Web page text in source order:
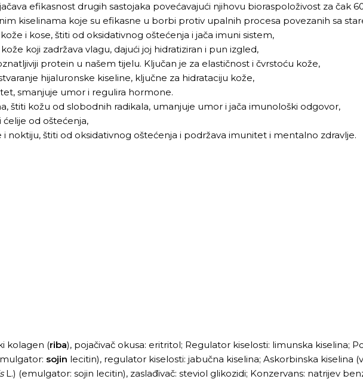
efikasnost drugih sastojaka povećavajući njihovu bioraspoloživost za čak
kiselinama koje su efikasne u borbi protiv upalnih procesa povezanih sa
i kose, štiti od oksidativnog oštećenja i jača imuni sistem,
koji zadržava vlagu, dajući joj hidratiziran i pun izgled,
protein u našem tijelu. Ključan je za elastičnost i čvrstoću kože,
hijaluronske kiseline, ključne za hidrataciju kože,
smanjuje umor i regulira hormone.
štiti kožu od slobodnih radikala, umanjuje umor i jača imunološki odgovor,
ćelije od oštećenja,
i noktiju, štiti od oksidativnog oštećenja i podržava imunitet i mentalno zdravlje.
kolagen (riba), pojačivač okusa: eritritol; Regulator kiselosti: limunska kiselina;
sojin lecitin), regulator kiselosti: jabučna kiselina; Askorbinska kiselina
L.) (emulgator: sojin lecitin), zaslađivač: steviol glikozidi; Konzervans: natrijev